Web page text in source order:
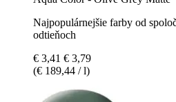
Najpopulárnejšie farby od
odtieňoch
€ 3,41 € 3,79
(€ 189,44 / l)